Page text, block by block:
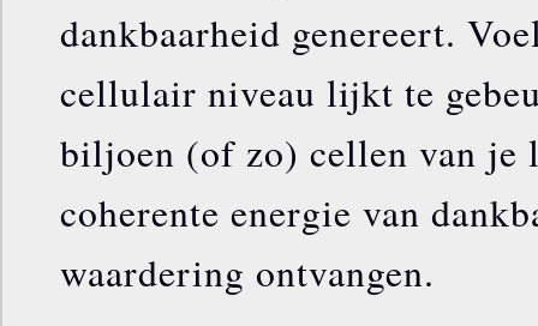
dankbaarheid genereert.
cellulair niveau lijkt te
biljoen (of zo) cellen van je
coherente energie van
waardering ontvangen.